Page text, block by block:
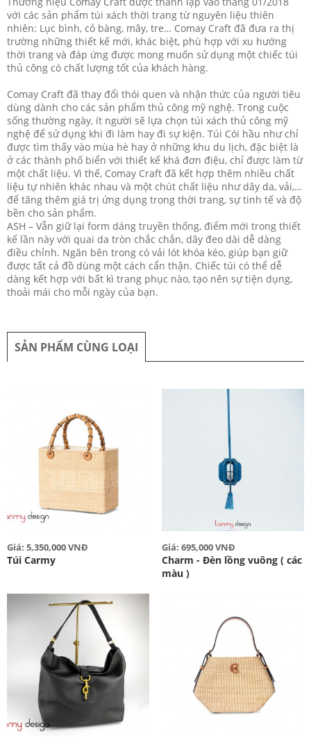
với các sản phẩm túi xách thời trang từ nguyên liệu thiên
nhiên: Lục bình, cỏ bàng, mây, tre… Comay Craft đã đưa ra thị
trường những thiết kế mới, khác biệt, phù hợp với xu hướng
thời trang và đáp ứng được mong muốn sử dụng một chiếc túi
thủ công có chất lượng tốt của khách hàng.
Comay Craft đã thay đổi thói quen và nhận thức của người tiêu
dùng dành cho các sản phẩm thủ công mỹ nghệ. Trong cuộc
sống thường ngày, ít người sẽ lựa chọn túi xách thủ công mỹ
nghệ để sử dụng khi đi làm hay đi sự kiện. Túi Cói hầu như chỉ
được tìm thấy vào mùa hè hay ở những khu du lịch, đặc biệt là
ở các thành phố biển với thiết kế khá đơn điệu, chỉ được làm từ
một chất liệu. Vì thế, Comay Craft đã kết hợp thêm nhiều chất
liệu tự nhiên khác nhau và một chút chất liệu như dây da, vải,…
để tăng thêm giá trị ứng dụng trong thời trang, sự tinh tế và độ
bền cho sản phẩm.
ASH – Vẫn giữ lại form dáng truyền thống, điểm mới trong thiết
kế lần này với quai da tròn chắc chắn, dây đeo dài dễ dàng
điều chỉnh. Ngăn bên trong có vải lót khóa kéo, giúp bạn giữ
được tất cả đồ dùng một cách cẩn thận. Chiếc túi có thể dễ
dàng kết hợp với bất kì trang phục nào, tạo nên sự tiện dụng,
thoải mái cho mỗi ngày của bạn.
SẢN PHẨM CÙNG LOẠI
Giá: 5,350,000 VNĐ
Túi Carmy
Giá: 695,000 VNĐ
Charm - Đèn lồng vuông ( các
màu )